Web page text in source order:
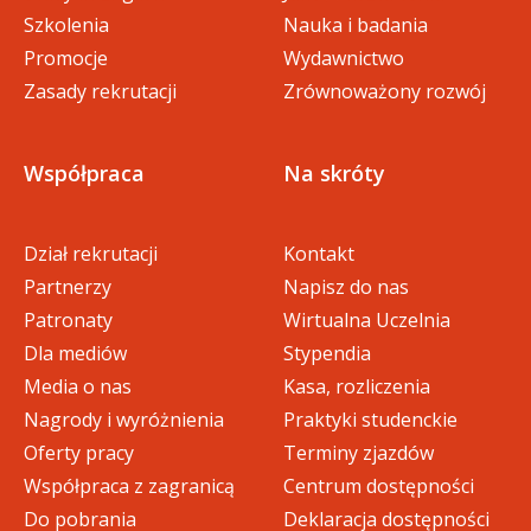
promocji i komunikacji, dotyczące informacji
pasażerskiej.
Regulamin Konkursu dostępny poniżej.
DOKUMENTY DO POBRANIA
pdf
regulamin konkursu kolej na n
auke (553 KB)
dotyczące konkursu można odnaleźć
na stronie
www.bicc.uek.krakow.pl
a wymagane w regulaminie załączniki
powinny być zapisane w formacie PDF.
Szkolenia
Promocje
Zasady rekrutacji
Nauka i badania
Wydawnictwo
Zrównoważony rozwój
Współpraca
Dział rekrutacji
Partnerzy
Patronaty
Dla mediów
Media o nas
Nagrody i wyróżnienia
Oferty pracy
Współpraca z zagranicą
Do pobrania
Na skróty
Kontakt
Napisz do nas
Wirtualna Uczelnia
Stypendia
Kasa, rozliczenia
Praktyki studenckie
Terminy zjazdów
Centrum dostępności
Deklaracja dostępności